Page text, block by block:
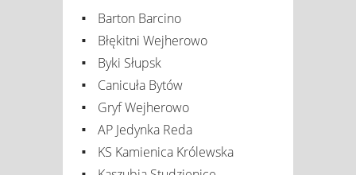
Barton Barcino
Błękitni Wejherowo
Byki Słupsk
Canicuła Bytów
Gryf Wejherowo
AP Jedynka Reda
KS Kamienica Królewska